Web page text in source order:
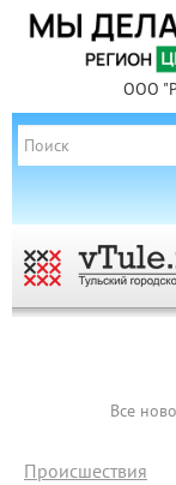
ООО
Все
Происшествия